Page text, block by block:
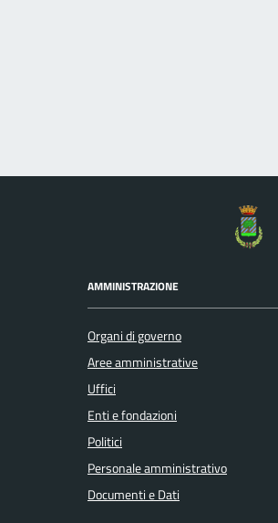
AMMINISTRAZIONE
Organi di governo
Aree amministrative
Uffici
Enti e fondazioni
Politici
Personale amministrativo
Documenti e Dati